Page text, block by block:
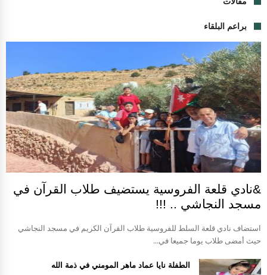
براعم البلقاء
&نادي قلعة الفروسية يستضيف طلاب القرآن في
مسجد النجاشي .. !!!
استضاف نادي قلعة السلط للفروسية طلاب القرآن الكريم في مسجد النجاشي
حيث أمضى طلاب يوما جميعا في...
الطفلة نايا عماد ماهر المومني في ذمة الله